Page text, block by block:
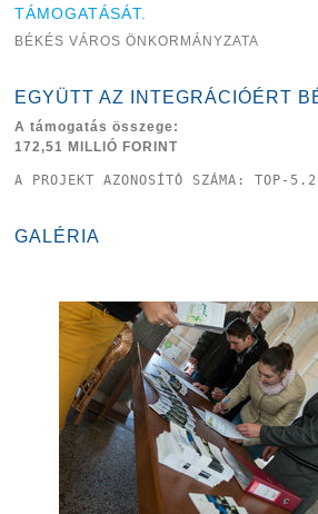
TÁMOGATÁSÁT.
BÉKÉS VÁROS ÖNKORMÁNYZATA
EGYÜTT AZ INTEGRÁCIÓÉRT
A támogatás összege:
172,51 MILLIÓ FORINT
A PROJEKT AZONOSÍTÓ SZÁMA: TOP-
GALÉRIA